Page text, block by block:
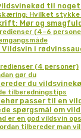
til
Hvilket stykke
Mør og
(4–6
i
(4 personer)
gør du
du
tilberedningstips
passer til en
spørgsmål om
er en god vildsvin
tilbereder man